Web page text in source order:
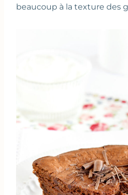
beaucoup à la texture des